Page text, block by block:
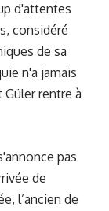
d'attentes
considéré
de sa
n'a jamais
rentre à
pas
de
l’ancien de